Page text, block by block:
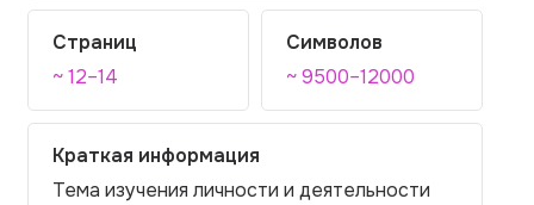
Страниц
~ 12–14
Символов
~ 9500–12000
Краткая информация
Тема изучения личности и деятельности